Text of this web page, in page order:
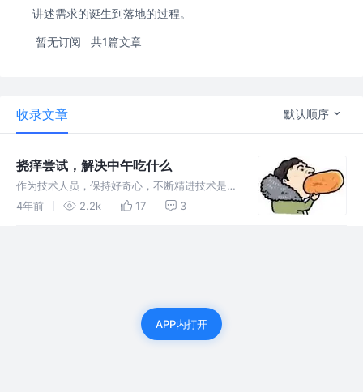
讲述需求的诞生到落地的过程。
暂无订阅 共1篇文章
收录文章 默认顺序
挠痒尝试，解决中午吃什么
作为技术人员，保持好奇心，不断精进技术是立
命之本。但快速实现，推进业务，帮助产品试
4年前 2.2k 17 3
APP内打开